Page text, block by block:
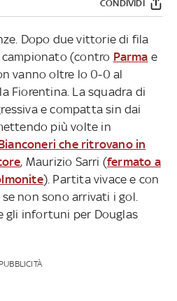
CONDIVIDI
Dopo due vittorie di fila
(contro Parma e
vanno oltre lo 0-0 al
Fiorentina. La squadra di
e compatta sin dai
più volte in
che ritrovano in
, Maurizio Sarri (fermato a
). Partita vivace e con
non sono arrivati i gol.
gli infortuni per Douglas
PUBBLICITÀ